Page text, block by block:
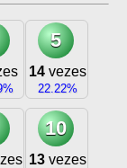
5
14vezes
22.22%
10
13vezes